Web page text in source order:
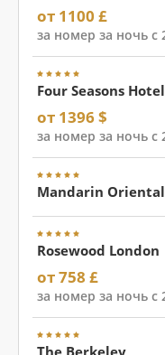
от 1100 £
за номер за ночь с
Four Seasons
от 1396 $
за номер за ночь с
Mandarin
Rosewood London
от 758 £
за номер за ночь с
The Berkeley